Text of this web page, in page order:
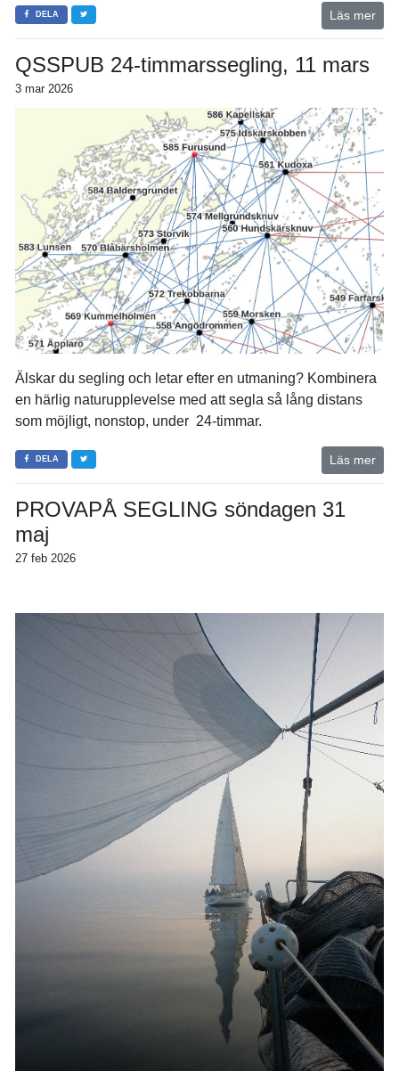
DELA Läs mer
QSSPUB 24-timmarssegling, 11 mars
3 mar 2026
Älskar du segling och letar efter en utmaning? Kombinera
en härlig naturupplevelse med att segla så lång distans
som möjligt, nonstop, under 24-timmar.
DELA Läs mer
PROVAPÅ SEGLING söndagen 31
maj
27 feb 2026